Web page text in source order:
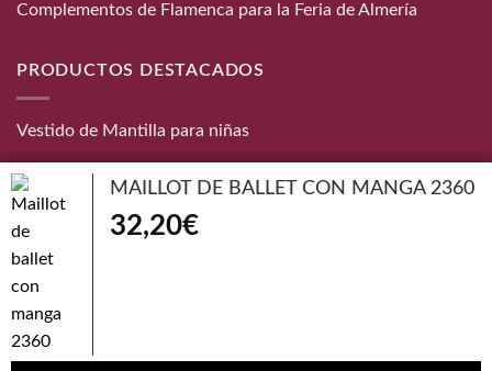
Complementos de Flamenca para la Feria de Almería
PRODUCTOS DESTACADOS
Vestido de Mantilla para niñas
CONTACTO
656 872 190
© Danza y mas. Todos los derechos reservados |
Política de cookies|Política de Devoluciones|Condiciones de
MAILLOT DE BALLET CON MANGA 2360
32,20€